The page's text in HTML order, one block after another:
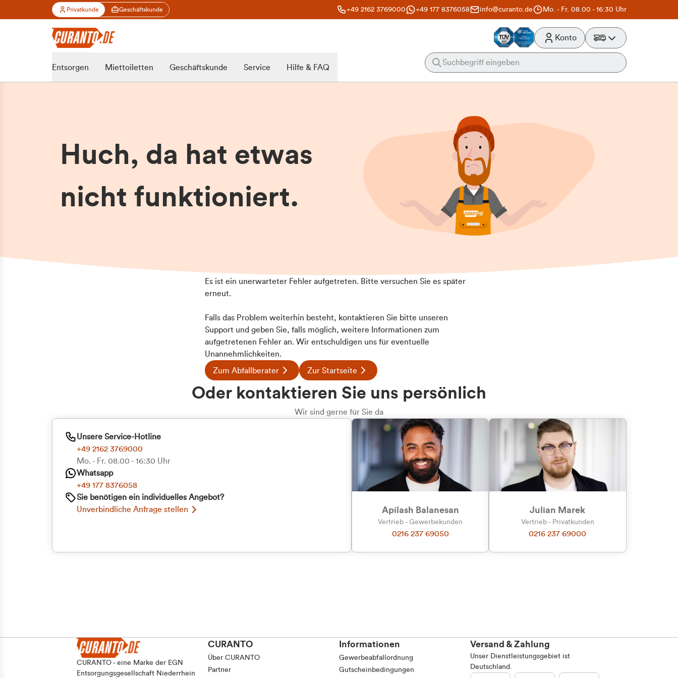
Privatkunde Geschäftskunde +49 2162 3769000 +49 177 8376058 info@curanto.de Mo. - Fr. 08.00 - 16:30 Uhr
Zu welcher
Kundengruppe
Konto
Entsorgen Miettoiletten Geschäftskunde Service Hilfe & FAQ
Huch, da hat etwas
nicht funktioniert.
Es ist ein unerwarteter Fehler aufgetreten. Bitte versuchen Sie es später
erneut.
Falls das Problem weiterhin besteht, kontaktieren Sie bitte unseren
Support und geben Sie, falls möglich, weitere Informationen zum
aufgetretenen Fehler an. Wir entschuldigen uns für eventuelle
Unannehmlichkeiten.
Zum Abfallberater Zur Startseite
Oder kontaktieren Sie uns persönlich
Wir sind gerne für Sie da
Unsere Service-Hotline
+49 2162 3769000
Mo. - Fr. 08.00 - 16:30 Uhr
Whatsapp
+49 177 8376058
Sie benötigen ein individuelles Angebot?
Unverbindliche Anfrage stellen
Apilash Balanesan
Vertrieb - Gewerbekunden
0216 237 69050
Julian Marek
Vertrieb - Privatkunden
0216 237 69000
CURANTO - eine Marke der EGN
Entsorgungsgesellschaft Niederrhein
CURANTO
Über CURANTO
Partner
Informationen
Gewerbeabfallordnung
Gutscheinbedingungen
Versand & Zahlung
Unser Dienstleistungsgebiet ist
Deutschland.